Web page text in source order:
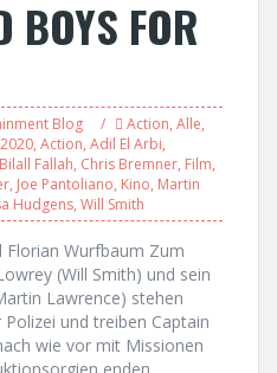
BOYS FOR
Blog Action, Alle,
2020, Action, Adil El Arbi,
Bilall Fallah, Chris Bremner, Film,
, Joe Pantoliano, Kino, Martin
Hudgens, Will Smith
Florian Wurfbaum Zum
(Will Smith) und sein
Lawrence) stehen
und treiben Captain
wie vor mit Missionen